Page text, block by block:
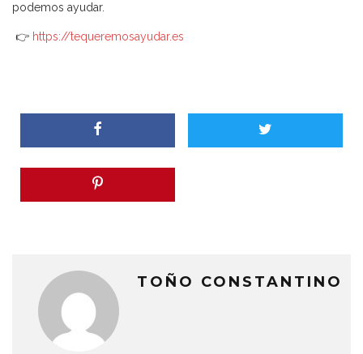
podemos ayudar.
👉 https://tequeremosayudar.es
TOÑO CONSTANTINO